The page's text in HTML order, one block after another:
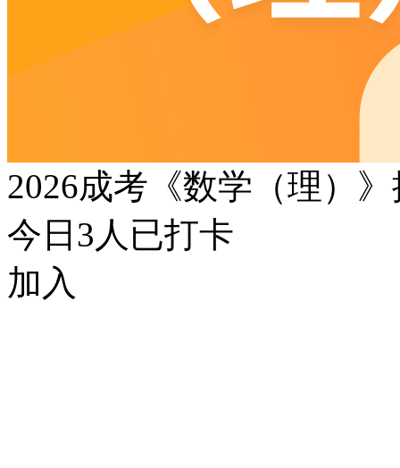
2026成考《数学（理）
今日 3 人已打卡
加入